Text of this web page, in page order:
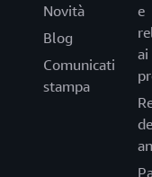
Novità
Blog
Comunicati
stampa
e
ai